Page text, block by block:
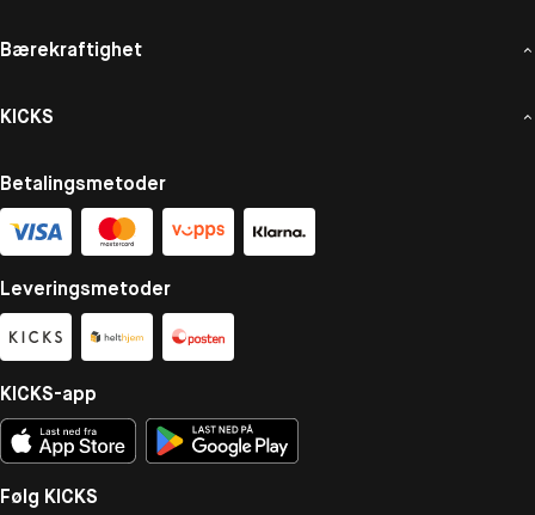
Bærekraftighet
KICKS
Betalingsmetoder
Leveringsmetoder
KICKS-app
Følg KICKS